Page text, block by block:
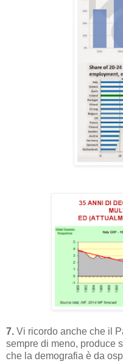
7. Vi ricordo anche che il
sempre di meno, produce
che la demografia è da